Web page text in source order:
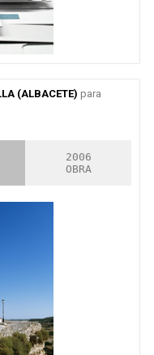
(ALBACETE) para
2006
OBRA